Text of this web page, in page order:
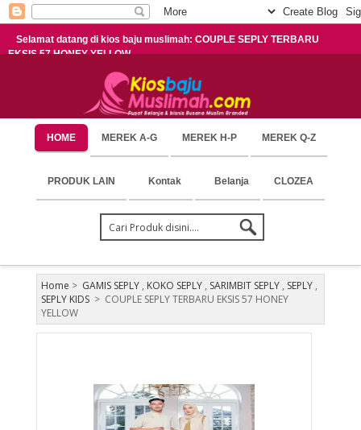
Selamat datang di kios baju muslimah: COUPLE SEPLY TERBARU
EKSIS 57 HONEY YELLOW
HOME MEREK A-G MEREK H-P MEREK Q-Z
PRODUK LAIN Kontak Belanja CLOZEA
Home > GAMIS SEPLY, KOKO SEPLY, SARIMBIT SEPLY, SEPLY,
SEPLY KIDS > COUPLE SEPLY TERBARU EKSIS 57 HONEY
YELLOW